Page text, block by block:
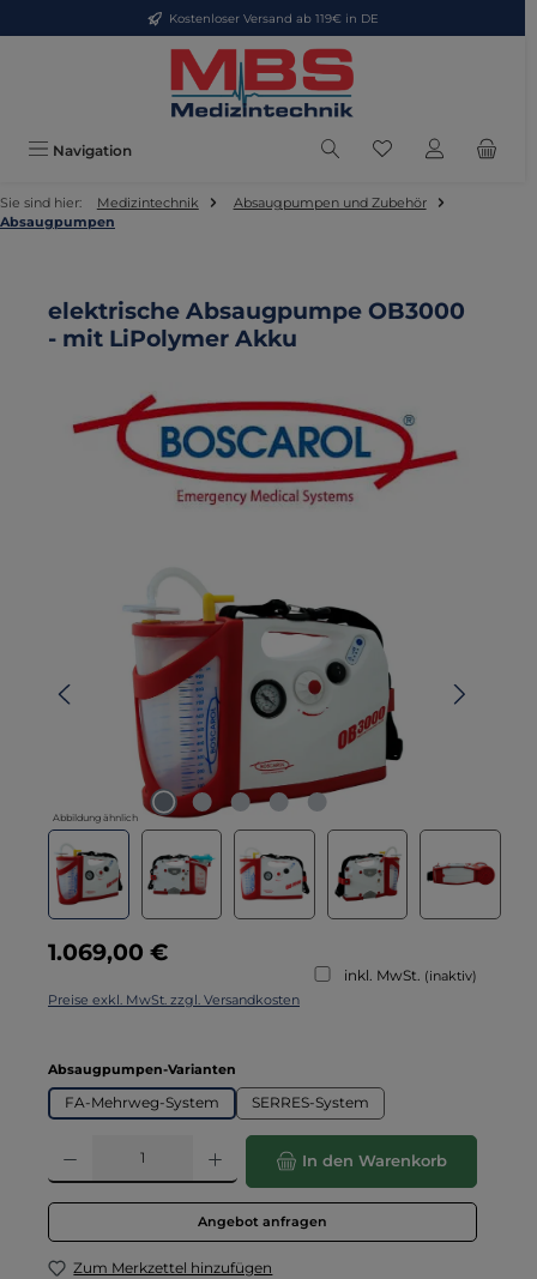
Zum Hauptinhalt springenKostenloser Versand ab 119€ in DE
Navigation Du hast 0
Sie sind hier: Medizintechnik
Absaugpumpen und Zubehör
Absaugpumpen
elektrische Absaugpumpe OB3000
- mit LiPolymer Akku
Abbildung ähnlich
Regulärer Preis:
1.069,00 €
inkl. MwSt. (inaktiv)
Preise exkl. MwSt. zzgl. Versandkosten
Absaugpumpen-Varianten
FA-Mehrweg-System SERRES-System
Produkt Anzahl: Gib den gewünschten Wert ein oder benutze die
In den Warenkorb
Angebot anfragen
Zum Merkzettel hinzufügen